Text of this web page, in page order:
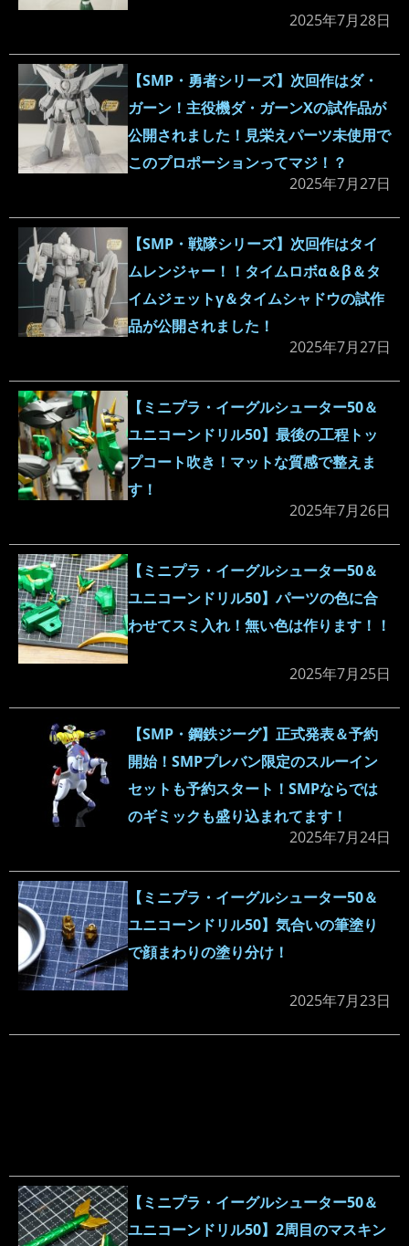
2025年7月28日
【SMP・勇者シリーズ】次回作はダ・
ガーン！主役機ダ・ガーンXの試作品が
公開されました！見栄えパーツ未使用で
このプロポーションってマジ！？
2025年7月27日
【SMP・戦隊シリーズ】次回作はタイ
ムレンジャー！！タイムロボα＆β＆タ
イムジェットγ＆タイムシャドウの試作
品が公開されました！
2025年7月27日
【ミニプラ・イーグルシューター50＆
ユニコーンドリル50】最後の工程トッ
プコート吹き！マットな質感で整えま
す！
2025年7月26日
【ミニプラ・イーグルシューター50＆
ユニコーンドリル50】パーツの色に合
わせてスミ入れ！無い色は作ります！！
2025年7月25日
【SMP・鋼鉄ジーグ】正式発表＆予約
開始！SMPプレバン限定のスルーイン
セットも予約スタート！SMPならでは
のギミックも盛り込まれてます！
2025年7月24日
【ミニプラ・イーグルシューター50＆
ユニコーンドリル50】気合いの筆塗り
で顔まわりの塗り分け！
2025年7月23日
【ミニプラ・イーグルシューター50＆
ユニコーンドリル50】2周目のマスキン